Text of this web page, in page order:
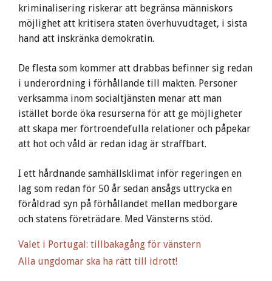
kriminalisering riskerar att begränsa människors
möjlighet att kritisera staten överhuvudtaget, i sista
hand att inskränka demokratin.
De flesta som kommer att drabbas befinner sig redan
i underordning i förhållande till makten. Personer
verksamma inom socialtjänsten menar att man
istället borde öka resurserna för att ge möjligheter
att skapa mer förtroendefulla relationer och påpekar
att hot och våld är redan idag är straffbart.
I ett hårdnande samhällsklimat inför regeringen en
lag som redan för 50 år sedan ansågs uttrycka en
föråldrad syn på förhållandet mellan medborgare
och statens företrädare. Med Vänsterns stöd.
Valet i Portugal: tillbakagång för vänstern
Alla ungdomar ska ha rätt till idrott!